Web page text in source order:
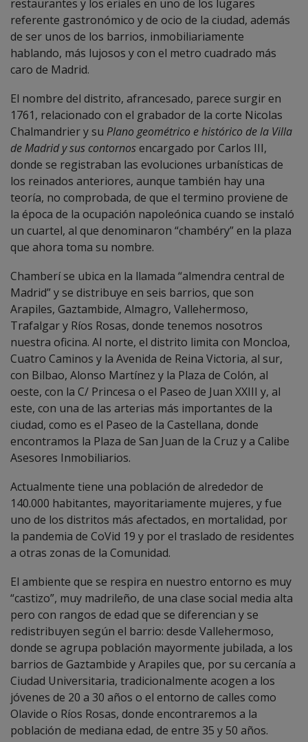
restaurantes y los eriales en uno de los lugares
referente gastronómico y de ocio de la ciudad, además
de ser unos de los barrios, inmobiliariamente
hablando, más lujosos y con el metro cuadrado más
caro de Madrid.
El nombre del distrito, afrancesado, parece surgir en
1761, relacionado con el grabador de la corte Nicolas
Chalmandrier y su Plano geométrico e histórico de la Villa
de Madrid y sus contornosencargado por Carlos III,
donde se registraban las evoluciones urbanísticas de
los reinados anteriores, aunque también hay una
teoría, no comprobada, de que el termino proviene de
la época de la ocupación napoleónica cuando se instaló
un cuartel, al que denominaron “chambéry” en la plaza
que ahora toma su nombre.
Chamberí se ubica en la llamada “almendra central de
Madrid” y se distribuye en seis barrios, que son
Arapiles, Gaztambide, Almagro, Vallehermoso,
Trafalgar y Ríos Rosas, donde tenemos nosotros
nuestra oficina. Al norte, el distrito limita con Moncloa,
Cuatro Caminos y la Avenida de Reina Victoria, al sur,
con Bilbao, Alonso Martínez y la Plaza de Colón, al
oeste, con la C/ Princesa o el Paseo de Juan XXIII y, al
este, con una de las arterias más importantes de la
ciudad, como es el Paseo de la Castellana, donde
encontramos la Plaza de San Juan de la Cruz y a Calibe
Asesores Inmobiliarios.
Actualmente tiene una población de alrededor de
140.000 habitantes, mayoritariamente mujeres, y fue
uno de los distritos más afectados, en mortalidad, por
la pandemia de CoVid 19 y por el traslado de residentes
a otras zonas de la Comunidad.
El ambiente que se respira en nuestro entorno es muy
“castizo”, muy madrileño, de una clase social media alta
pero con rangos de edad que se diferencian y se
redistribuyen según el barrio: desde Vallehermoso,
donde se agrupa población mayormente jubilada, a los
barrios de Gaztambide y Arapiles que, por su cercanía a
Ciudad Universitaria, tradicionalmente acogen a los
jóvenes de 20 a 30 años o el entorno de calles como
Olavide o Ríos Rosas, donde encontraremos a la
población de mediana edad, de entre 35 y 50 años.